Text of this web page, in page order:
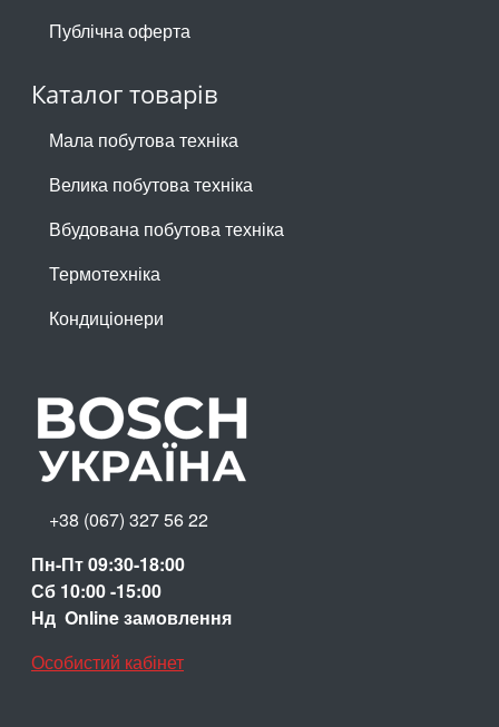
Публічна оферта
Каталог товарів
Мала побутова техніка
Велика побутова техніка
Вбудована побутова техніка
Термотехніка
Кондиціонери
+38 (067) 327 56 22
Пн-Пт 09:30-18:00
Сб 10:00 -15:00
Нд Online замовлення
Особистий кабінет